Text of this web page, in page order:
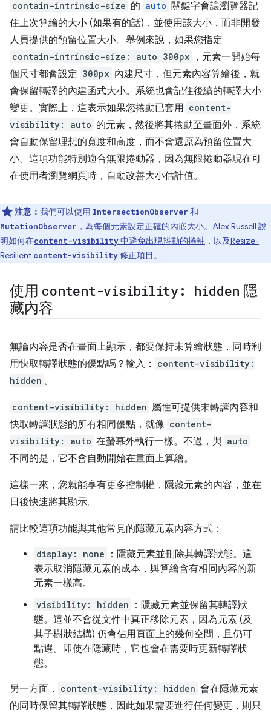
contain-intrinsic-size 的 auto 關鍵字會讓瀏覽器記
住上次算繪的大小 (如果有的話)，並使用該大小，而非開發
人員提供的預留位置大小。舉例來說，如果您指定
contain-intrinsic-size: auto 300px
，元素一開始每
個尺寸都會設定 300px 內建尺寸，但元素內容算繪後，就
會保留轉譯的內建函式大小。系統也會記住後續的轉譯大小
變更。實際上，這表示如果您捲動已套用 content-
visibility: auto 的元素，然後將其捲動至畫面外，系統
會自動保留理想的寬度和高度，而不會還原為預留位置大
小。這項功能特別適合無限捲動器，因為無限捲動器現在可
在使用者瀏覽網頁時，自動改善大小估計值。
注意： 我們可以使用 IntersectionObserver 和
MutationObserver ，為每個元素設定正確的內嵌大小。 Alex Russell 說
明如何在content-visibility中避免出現抖動的捲軸 ，以及Resize-
Resilient content-visibility修正項目 。
使用 content-visibility: hidden 隱
藏內容
無論內容是否在畫面上顯示，都要保持未算繪狀態，同時利
用快取轉譯狀態的優點嗎？輸入：
content-visibility:
hidden 。
content-visibility: hidden 屬性可提供未轉譯內容和
快取轉譯狀態的所有相同優點，就像 content-
visibility: auto 在螢幕外執行一樣。不過，與 auto
不同的是，它不會自動開始在畫面上算繪。
這樣一來，您就能享有更多控制權，隱藏元素的內容，並在
日後快速將其顯示。
請比較這項功能與其他常見的隱藏元素內容方式：
display: none
：隱藏元素並刪除其轉譯狀態。這
表示取消隱藏元素的成本，與算繪含有相同內容的新
元素一樣高。
visibility: hidden
：隱藏元素並保留其轉譯狀
態。這並不會從文件中真正移除元素，因為元素 (及
其子樹狀結構) 仍會佔用頁面上的幾何空間，且仍可
點選。即使在隱藏時，它也會在需要時更新轉譯狀
態。
另一方面， content-visibility: hidden 會在隱藏元素
的同時保留其轉譯狀態，因此如果需要進行任何變更，則只